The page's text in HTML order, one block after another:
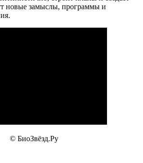
новые замыслы, программы и
© БиоЗвёзд.Ру